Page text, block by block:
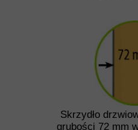
Skrzydło
grubości 72 mm